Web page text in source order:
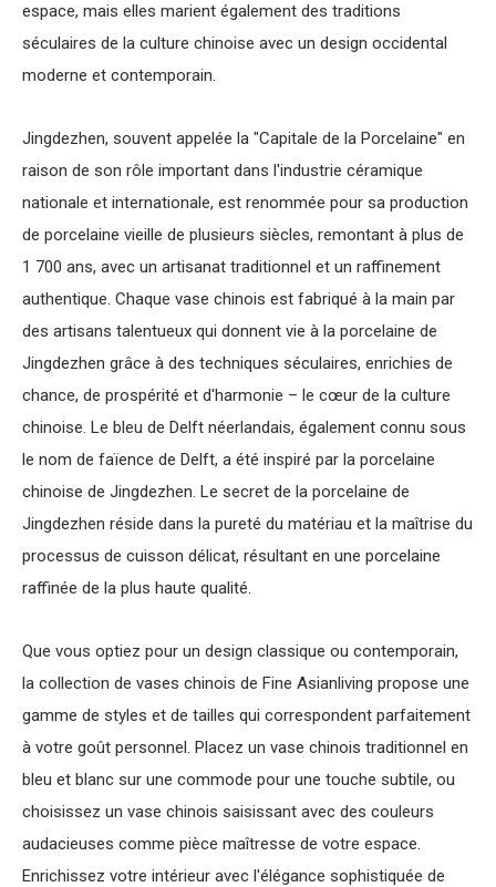
espace, mais elles marient également des traditions
séculaires de la culture chinoise avec un design occidental
moderne et contemporain.
Jingdezhen, souvent appelée la "Capitale de la Porcelaine" en
raison de son rôle important dans l'industrie céramique
nationale et internationale, est renommée pour sa production
de porcelaine vieille de plusieurs siècles, remontant à plus de
1 700 ans, avec un artisanat traditionnel et un raffinement
authentique. Chaque vase chinois est fabriqué à la main par
des artisans talentueux qui donnent vie à la porcelaine de
Jingdezhen grâce à des techniques séculaires, enrichies de
chance, de prospérité et d'harmonie – le cœur de la culture
chinoise. Le bleu de Delft néerlandais, également connu sous
le nom de faïence de Delft, a été inspiré par la porcelaine
chinoise de Jingdezhen. Le secret de la porcelaine de
Jingdezhen réside dans la pureté du matériau et la maîtrise du
processus de cuisson délicat, résultant en une porcelaine
raffinée de la plus haute qualité.
Que vous optiez pour un design classique ou contemporain,
la collection de vases chinois de Fine Asianliving propose une
gamme de styles et de tailles qui correspondent parfaitement
à votre goût personnel. Placez un vase chinois traditionnel en
bleu et blanc sur une commode pour une touche subtile, ou
choisissez un vase chinois saisissant avec des couleurs
audacieuses comme pièce maîtresse de votre espace.
Enrichissez votre intérieur avec l'élégance sophistiquée de